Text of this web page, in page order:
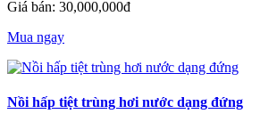
Giá bán: 30,000,000đ
Mua ngay
Nồi hấp tiệt trùng hơi nước dạng đứng